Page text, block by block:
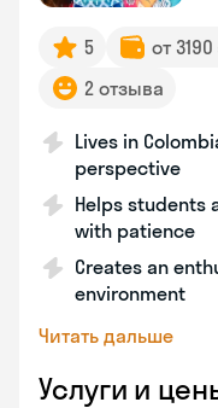
5 от
2 отзыва
Lives in
perspective
Helps students
with patience
Creates an
environment
Читать дальше
Услуги и